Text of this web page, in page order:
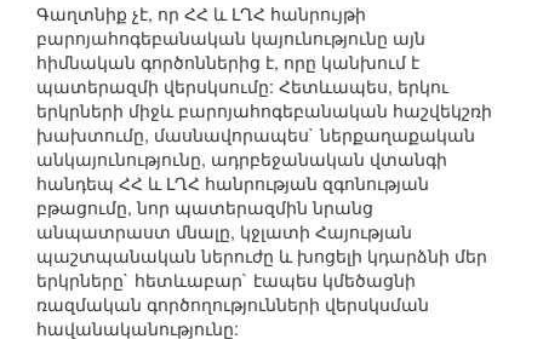
Գաղտնիք չէ, որ ՀՀ և ԼՂՀ հանրույթի
բարոյահոգեբանական կայունությունը այն
հիմնական գործոններից է, որը կանխում է
պատերազմի վերսկսումը: Հետևապես, երկու
երկրների միջև բարոյահոգեբանական հաշվեկշռի
խախտումը, մասնավորապես` ներքաղաքական
անկայունությունը, ադրբեջանական վտանգի
հանդեպ ՀՀ և ԼՂՀ հանրության զգոնության
բթացումը, նոր պատերազմին նրանց
անպատրաստ մնալը, կջլատի Հայության
պաշտպանական ներուժը և խոցելի կդարձնի մեր
երկրները` հետևաբար` էապես կմեծացնի
ռազմական գործողությունների վերսկսման
հավանականությունը: